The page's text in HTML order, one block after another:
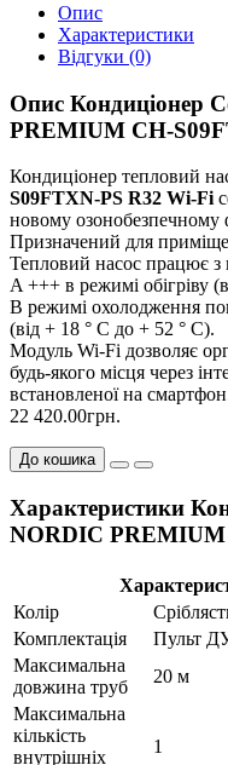
Опис
Характеристики
Відгуки (0)
Опис Кондиціонер
PREMIUM CH-
Кондиціонер тепловий
S09FTXN-PS R32 Wi-Fi
новому озонобезпечному
Призначений для
Тепловий насос працює з
A +++ в режимі обігріву
В режимі охолодження
(від + 18 ° С до + 52 ° С).
Модуль Wi-Fi дозволяє
будь-якого місця через
встановленої на
22 420.00грн.
До кошика
Характеристики
NORDIC PREMIUM
Колір
Комплектація
Пульт
Максимальна
довжина труб
20 м
Максимальна
кількість
внутрішніх
1